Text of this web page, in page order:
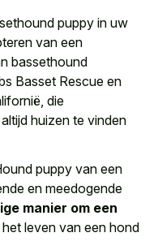
puppy in uw
van een
bassethound
Basset Rescue en
die
huizen te vinden
puppy van een
en meedogende
manier om een
leven van een hond